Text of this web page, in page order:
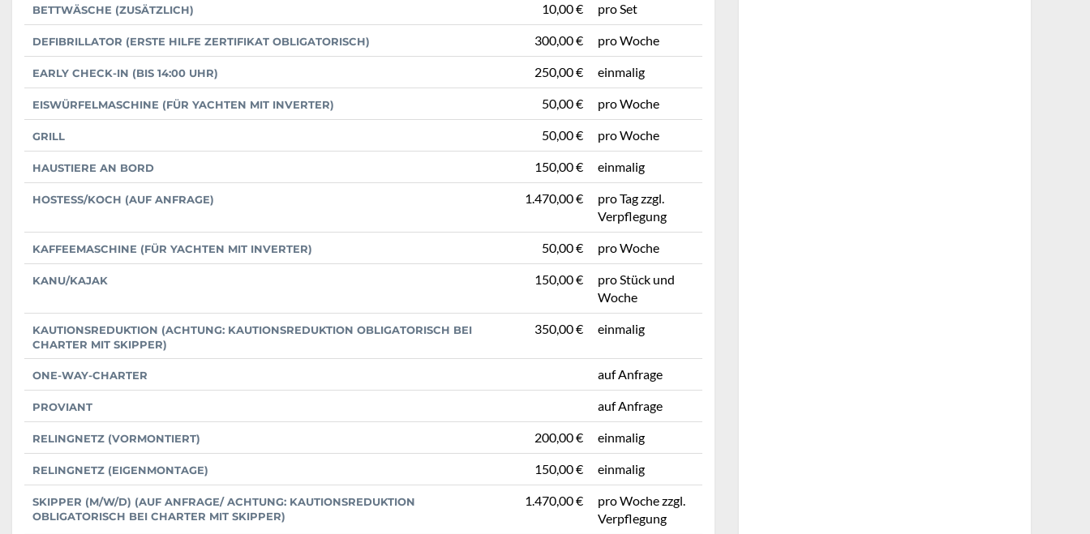
BETTWÄSCHE (ZUSÄTZLICH) 10,00 € pro Set
DEFIBRILLATOR (ERSTE HILFE ZERTIFIKAT OBLIGATORISCH) 300,00 € pro Woche
EARLY CHECK-IN (BIS 14:00 UHR) 250,00 € einmalig
EISWÜRFELMASCHINE (FÜR YACHTEN MIT INVERTER) 50,00 € pro Woche
GRILL 50,00 € pro Woche
HAUSTIERE AN BORD 150,00 € einmalig
HOSTESS/KOCH (AUF ANFRAGE) 1.470,00 €
pro Tag zzgl.
Verpflegung
KAFFEEMASCHINE (FÜR YACHTEN MIT INVERTER) 50,00 € pro Woche
KANU/KAJAK 150,00 €
pro Stück und
Woche
KAUTIONSREDUKTION (ACHTUNG: KAUTIONSREDUKTION OBLIGATORISCH BEI
CHARTER MIT SKIPPER)
350,00 € einmalig
ONE-WAY-CHARTER auf Anfrage
PROVIANT auf Anfrage
RELINGNETZ (VORMONTIERT) 200,00 € einmalig
RELINGNETZ (EIGENMONTAGE) 150,00 € einmalig
SKIPPER (M/W/D) (AUF ANFRAGE/ ACHTUNG: KAUTIONSREDUKTION
OBLIGATORISCH BEI CHARTER MIT SKIPPER)
1.470,00 €
pro Woche zzgl.
Verpflegung